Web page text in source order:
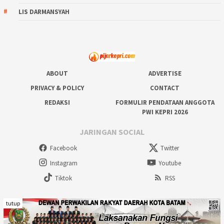
LIS DARMANSYAH
ABOUT
ADVERTISE
PRIVACY & POLICY
CONTACT
REDAKSI
FORMULIR PENDATAAN ANGGOTA
PWI KEPRI 2026
JARINGAN SOCIAL
Facebook
Twitter
Instagram
Youtube
Tiktok
RSS
Copyright @ 2023 pijarkepricom. All right reserved
tutup